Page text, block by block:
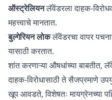
ऑस्ट्रेलियनलॅवेंडरला दाहक-
महत्त्वाचे मानतात.
बुल्गेरियन लोकलॅवेंडरचा वापर
यासाठी करतात.
शांत करणाऱ्या औषधांच्या बाबतीत,
दाहक-विरोधासाठी ते सैजप्रमाणे
खूप आवडते, विशेषतः मायग्रेनच्या